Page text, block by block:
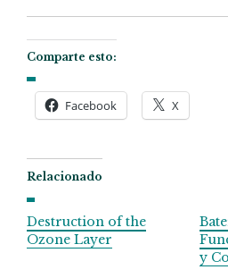
Comparte esto:
Facebook X
Relacionado
Destruction of the
Ozone Layer
y